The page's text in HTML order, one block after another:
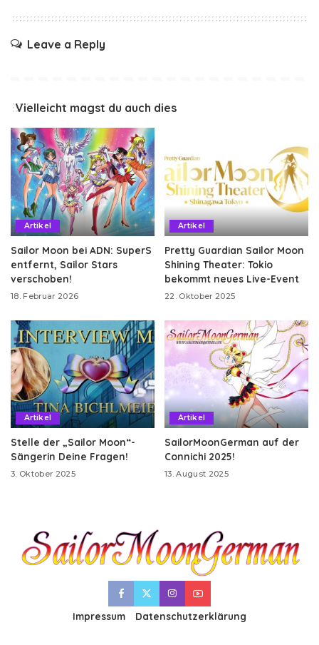
Leave a Reply
Vielleicht magst du auch dies
Artikel
Sailor Moon bei ADN: SuperS
entfernt, Sailor Stars
verschoben!
18. Februar 2026
Artikel
Pretty Guardian Sailor Moon
Shining Theater: Tokio
bekommt neues Live-Event
22. Oktober 2025
Artikel
Stelle der „Sailor Moon“-
Sängerin Deine Fragen!
3. Oktober 2025
Artikel
SailorMoonGerman auf der
Connichi 2025!
13. August 2025
Impressum Datenschutzerklärung